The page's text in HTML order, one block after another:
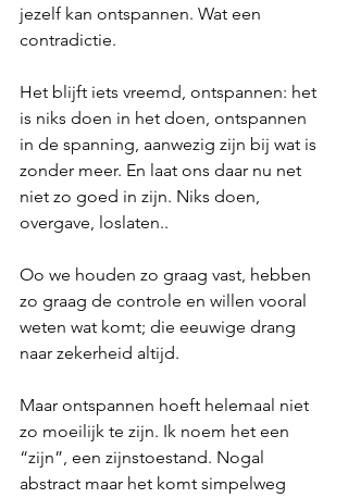
jezelf kan ontspannen. Wat een
contradictie.
Het blijft iets vreemd, ontspannen: het
is niks doen in het doen, ontspannen
in de spanning, aanwezig zijn bij wat is
zonder meer. En laat ons daar nu net
niet zo goed in zijn. Niks doen,
overgave, loslaten..
Oo we houden zo graag vast, hebben
zo graag de controle en willen vooral
weten wat komt; die eeuwige drang
naar zekerheid altijd.
Maar ontspannen hoeft helemaal niet
zo moeilijk te zijn. Ik noem het een
“zijn”, een zijnstoestand. Nogal
abstract maar het komt simpelweg